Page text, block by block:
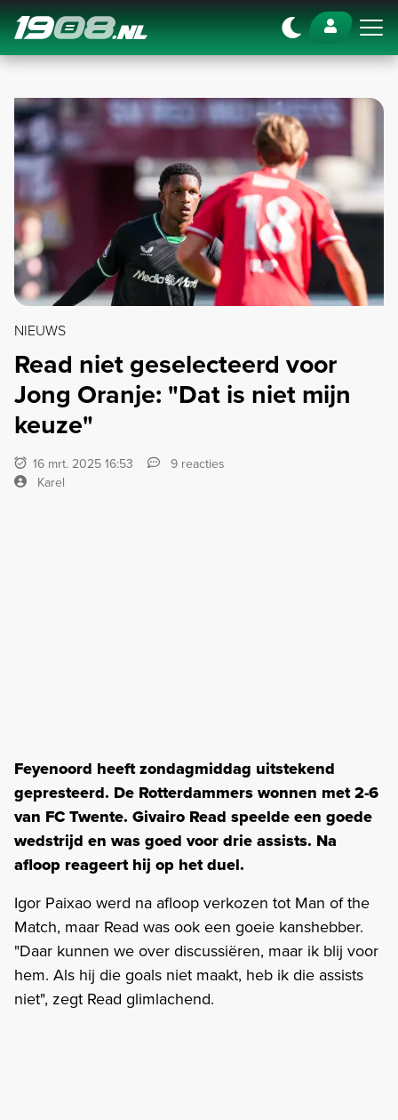
Navigation
NIEUWS
Read niet geselecteerd voor
Jong Oranje: "Dat is niet mijn
keuze"
16 mrt. 2025 16:53
9 reacties
Karel
Feyenoord heeft zondagmiddag uitstekend
gepresteerd. De Rotterdammers wonnen met 2-6
van FC Twente. Givairo Read speelde een goede
wedstrijd en was goed voor drie assists. Na
afloop reageert hij op het duel.
Igor Paixao werd na afloop verkozen tot Man of the
Match, maar Read was ook een goeie kanshebber.
"Daar kunnen we over discussiëren, maar ik blij voor
hem. Als hij die goals niet maakt, heb ik die assists
niet", zegt Read glimlachend.